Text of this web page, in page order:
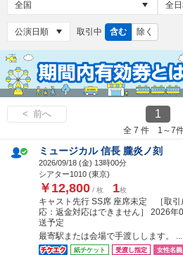
取引中 含む 除く
< 前へ 1
全 7 件 1～7
ミュージカル 信長 朧炎ノ刻
2026/09/18 (金) 13時00分
シアター1010 (東京)
￥12,800 / 枚 1枚
キャスト先行 SS席 座席未定 ［取引
応：返金対応はできません］ 2026年
送予定
最寄駅または会場で手渡しします。 ...
紙チケット 受渡し指定 女性名義